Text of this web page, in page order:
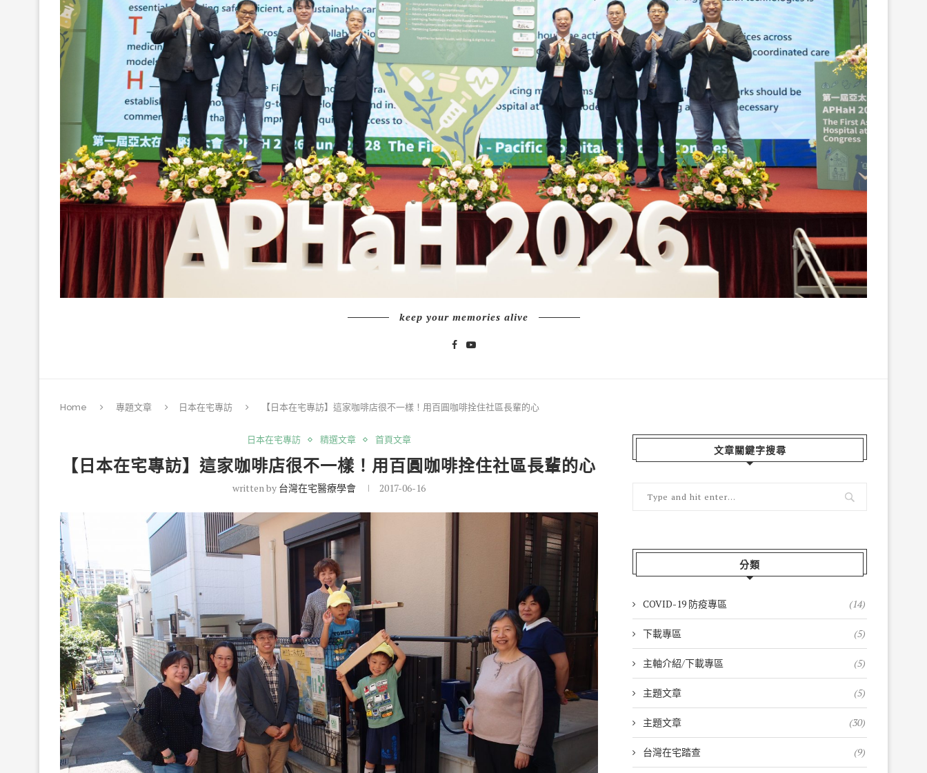
keep your memories alive
Home 專題文章 日本在宅專訪 【日本在宅專訪】這家咖啡店很不一樣！用百圓咖啡拴住社區長輩的心
日本在宅專訪 精選文章 首頁文章
【日本在宅專訪】這家咖啡店很不一樣！用百圓咖啡拴住社區長輩的心
written by 台灣在宅醫療學會 2017-06-16
文章關鍵字搜尋
分類
COVID-19 防疫專區 (14)
下載專區 (5)
主軸介紹/下載專區 (5)
主題文章 (5)
主題文章 (30)
台灣在宅踏查 (9)